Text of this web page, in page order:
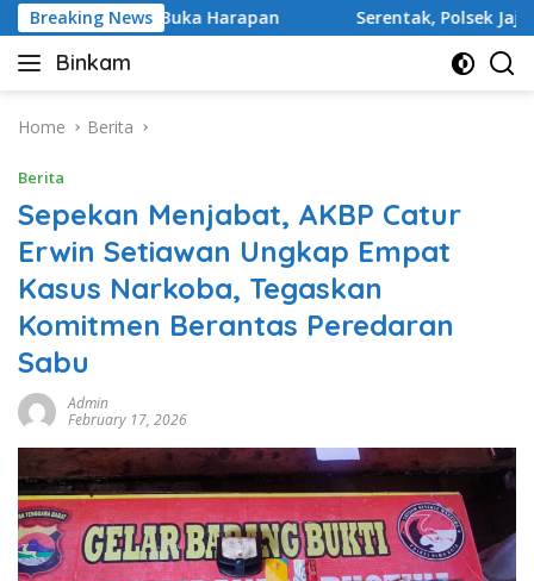
Skip
to
content
Breaking News
Jalan Buka Harapan Serentak, Polsek Jajaran
Binkam
Home Berita
Berita
Sepekan Menjabat, AKBP Catur
Erwin Setiawan Ungkap Empat
Kasus Narkoba, Tegaskan
Komitmen Berantas Peredaran
Sabu
Admin
February 17, 2026